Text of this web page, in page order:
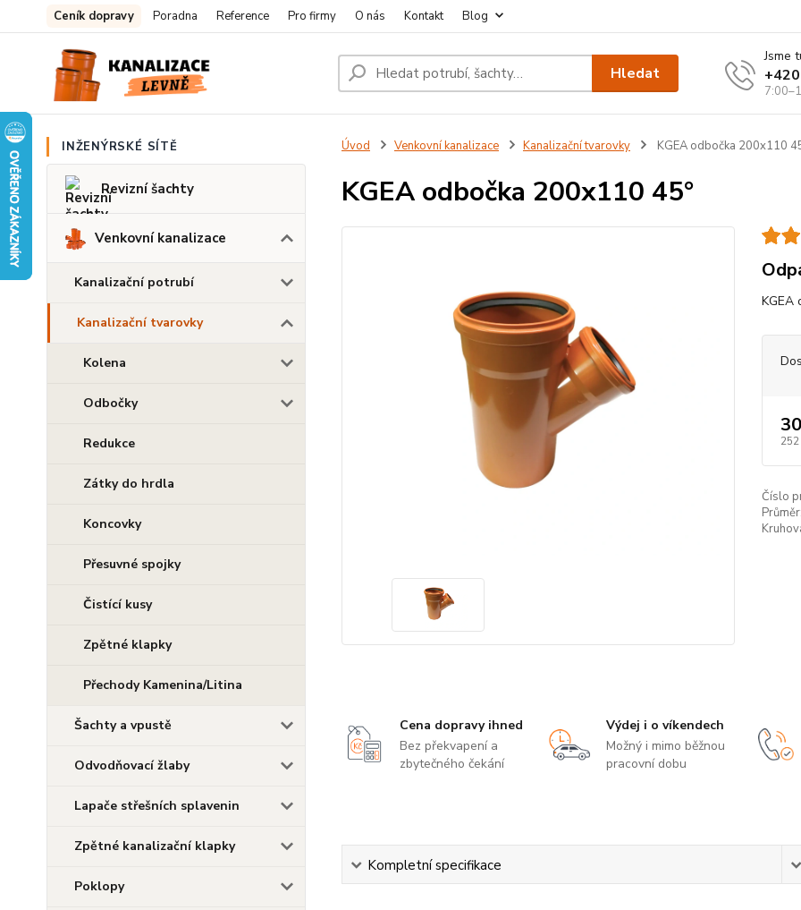
Ceník dopravy Poradna Reference Pro firmy O nás Kontakt Blog
Hledat
Jsme
INŽENÝRSKÉ SÍTĚ
Revizní šachty
Venkovní kanalizace
Kanalizační potrubí
Kanalizační tvarovky
Kolena
Odbočky
Redukce
Zátky do hrdla
Koncovky
Přesuvné spojky
Čistící kusy
Zpětné klapky
Přechody Kamenina/Litina
Šachty a vpustě
Odvodňovací žlaby
Lapače střešních splavenin
Zpětné kanalizační klapky
Poklopy
Úvod Venkovní kanalizace Kanalizační tvarovky KGEA odbočka 200x110
KGEA odbočka 200x110 45°
KGEA
252
Číslo
Průměr:
Cena dopravy ihned
Bez překvapení a
zbytečného čekání
Výdej i o víkendech
Možný i mimo běžnou
pracovní dobu
Kompletní specifikace